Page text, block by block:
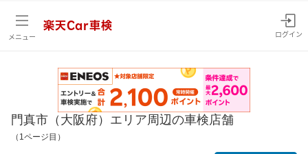
メニュー
楽天Car車検
ログイン
門真市（大阪府）エリア周辺の車検店舗
（1ページ目）